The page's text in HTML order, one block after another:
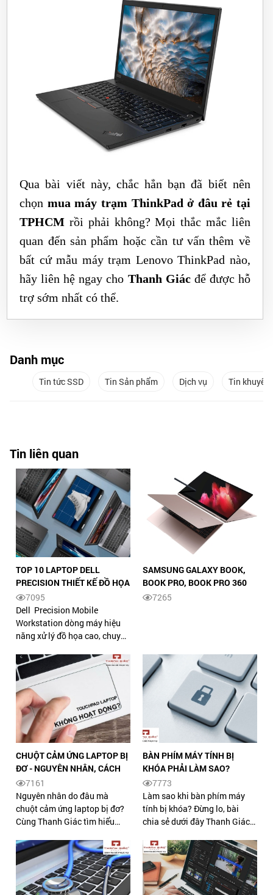
Qua bài viết này, chắc hẳn bạn đã biết nên
chọn mua máy trạm ThinkPad ở đâu rẻ tại
TPHCM rồi phải không? Mọi thắc mắc liên
quan đến sản phẩm hoặc cần tư vấn thêm về
bất cứ mẫu máy trạm Lenovo ThinkPad nào,
hãy liên hệ ngay cho Thanh Giácđể được hỗ
trợ sớm nhất có thể.
Danh mục
Tin tức SSD Tin Sản phẩm Dịch vụ Tin khuyến
Tin liên quan
TOP 10 LAPTOP DELL
PRECISION THIẾT KẾ ĐỒ HỌA
CHUYÊN NGHIỆP.
7095
Dell Precision Mobile
Workstation dòng máy hiệu
năng xử lý đồ họa cao, chuyên
chuyên nghiệp và các ứng
dụng chuyên sâu.
SAMSUNG GALAXY BOOK,
BOOK PRO, BOOK PRO 360
MỞ BÁN TOÀN CẦU: THIẾT
7265
CHUỘT CẢM ỨNG LAPTOP BỊ
ĐƠ - NGUYÊN NHÂN, CÁCH
KHẮC PHỤC NHANH
7161
Nguyên nhân do đâu mà
chuột cảm ứng laptop bị đơ?
Cùng Thanh Giác tìm hiểu
phục lỗi chuột cảm ứng
laptop bị đơn qua bài viết
dưới đây.
BÀN PHÍM MÁY TÍNH BỊ
KHÓA PHẢI LÀM SAO?
[HƯỚNG DẪN A-Z]
7773
Làm sao khi bàn phím máy
tính bị khóa? Đừng lo, bài
chia sẻ dưới đây Thanh Giác
nhân và cách khắc phục khi
bàn phím máy tính bị khóa.